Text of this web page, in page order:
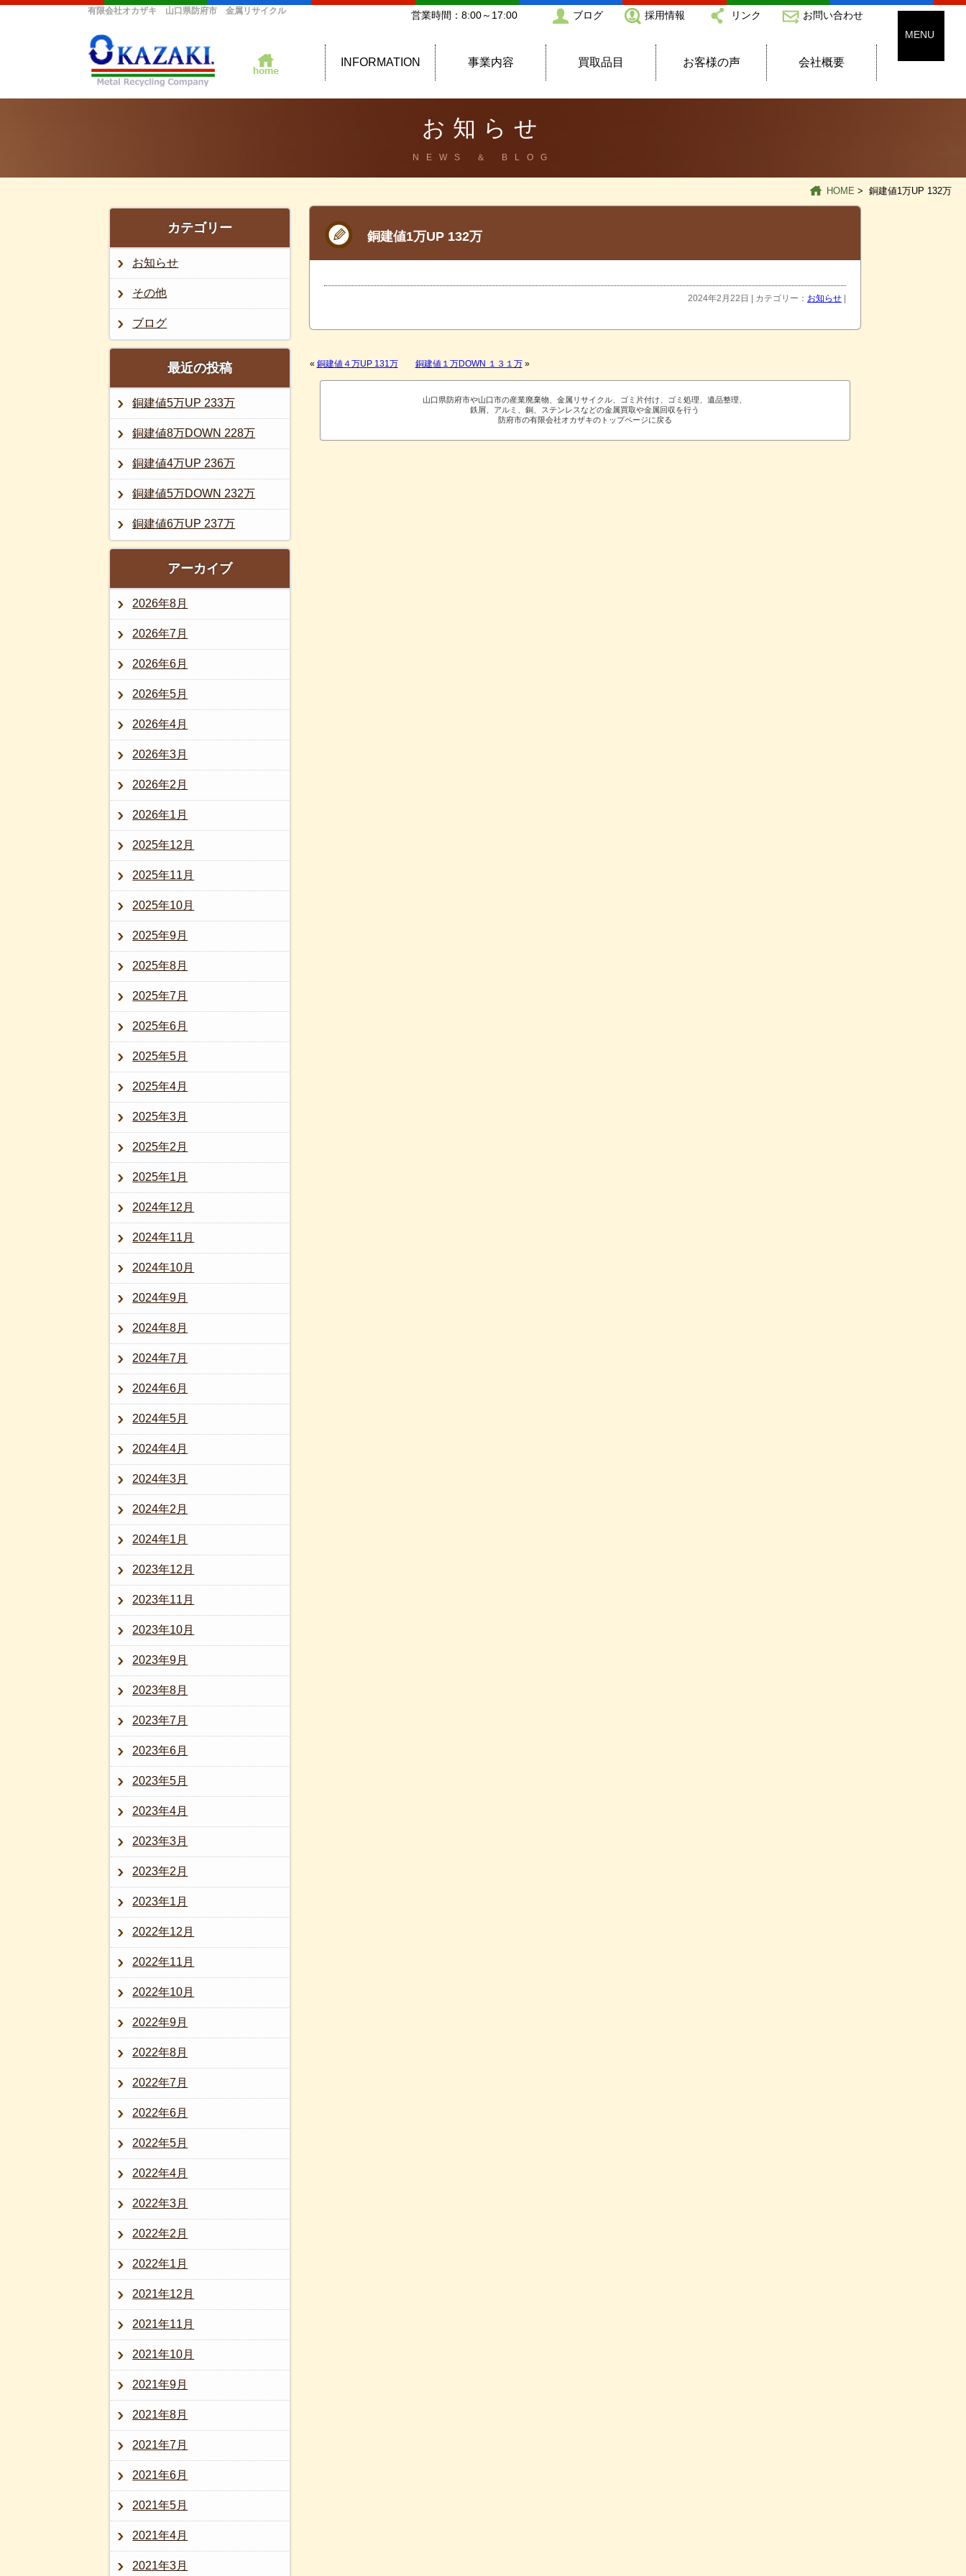
有限会社オカザキ 山口県防府市 金属リサイクル 営業時間：8:00～17:00 ブログ 採用情報 リンク お問い合わせ
INFORMATION 事業内容 買取品目 お客様の声 会社概要
お知らせ
NEWS ＆ BLOG
HOME > 銅建値1万UP 132万
銅建値1万UP 132万
2024年2月22日 | カテゴリー： お知らせ
« 銅建値４万UP 131万 銅建値１万DOWN １３１万»
山口県防府市や山口市の産業廃棄物、金属リサイクル、ゴミ片付け、ゴミ処理、遺品整理、
鉄屑、アルミ、銅、ステンレスなどの金属買取や金属回収を行う
防府市の有限会社オカザキのトップページに戻る
カテゴリー
お知らせ
その他
ブログ
最近の投稿
銅建値5万UP 233万
銅建値8万DOWN 228万
銅建値4万UP 236万
銅建値5万DOWN 232万
銅建値6万UP 237万
アーカイブ
2026年8月
2026年7月
2026年6月
2026年5月
2026年4月
2026年3月
2026年2月
2026年1月
2025年12月
2025年11月
2025年10月
2025年9月
2025年8月
2025年7月
2025年6月
2025年5月
2025年4月
2025年3月
2025年2月
2025年1月
2024年12月
2024年11月
2024年10月
2024年9月
2024年8月
2024年7月
2024年6月
2024年5月
2024年4月
2024年3月
2024年2月
2024年1月
2023年12月
2023年11月
2023年10月
2023年9月
2023年8月
2023年7月
2023年6月
2023年5月
2023年4月
2023年3月
2023年2月
2023年1月
2022年12月
2022年11月
2022年10月
2022年9月
2022年8月
2022年7月
2022年6月
2022年5月
2022年4月
2022年3月
2022年2月
2022年1月
2021年12月
2021年11月
2021年10月
2021年9月
2021年8月
2021年7月
2021年6月
2021年5月
2021年4月
2021年3月